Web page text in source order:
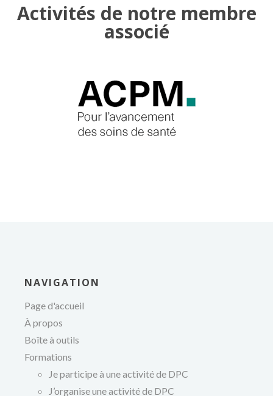
Activités de notre membre
associé
NAVIGATION
Page d'accueil
À propos
Boîte à outils
Formations
Je participe à une activité de DPC
J’organise une activité de DPC